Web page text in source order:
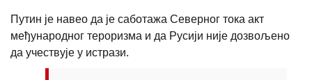
Путин је навео да је саботажа Северног тока акт
међународног тероризма и да Русији није дозвољено
да учествује у истрази.